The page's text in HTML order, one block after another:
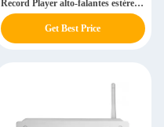
Record Player alto-falantes estéreo
para TV PC giratório
Get Best Price